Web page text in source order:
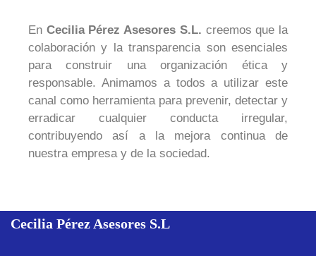
En Cecilia Pérez Asesores S.L. creemos que la
colaboración y la transparencia son esenciales
para construir una organización ética y
responsable. Animamos a todos a utilizar este
canal como herramienta para prevenir, detectar y
erradicar cualquier conducta irregular,
contribuyendo así a la mejora continua de
nuestra empresa y de la sociedad.
Cecilia Pérez Asesores S.L